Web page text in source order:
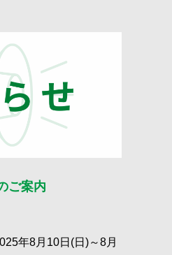
ご案内
年8月10日(日)～8月